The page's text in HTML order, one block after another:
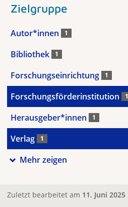
Zielgruppe
Autor*innen 1
Bibliothek 1
Forschungseinrichtung 1
Forschungsförderinstitution 1
Herausgeber*innen 1
Verlag 1
Mehr zeigen
Zuletzt bearbeitet am 11. Juni 2025